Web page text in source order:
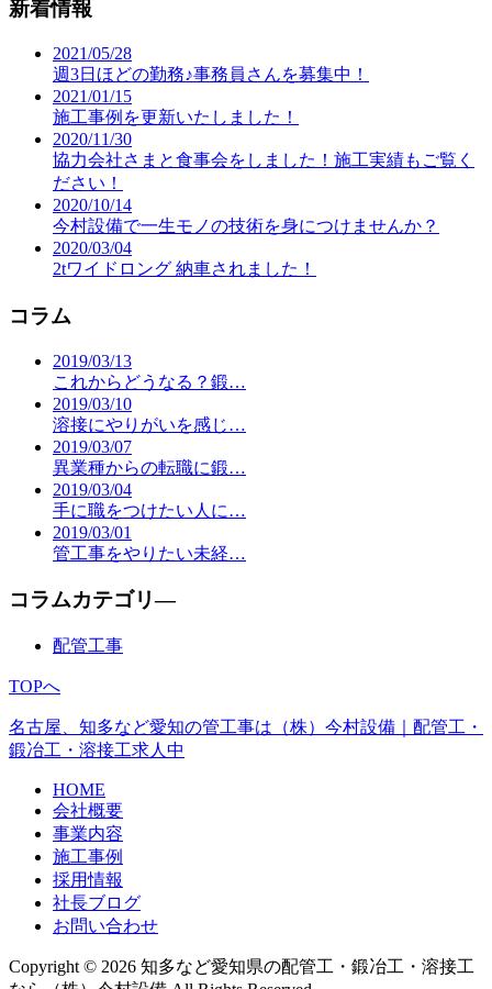
新着情報
2021/05/28
週3日ほどの勤務♪事務員さんを募集中！
2021/01/15
施工事例を更新いたしました！
2020/11/30
協力会社さまと食事会をしました！施工実績もご覧く
ださい！
2020/10/14
今村設備で一生モノの技術を身につけませんか？
2020/03/04
2tワイドロング 納車されました！
コラム
2019/03/13
これからどうなる？鍛…
2019/03/10
溶接にやりがいを感じ…
2019/03/07
異業種からの転職に鍛…
2019/03/04
手に職をつけたい人に…
2019/03/01
管工事をやりたい未経…
コラムカテゴリ―
配管工事
TOPへ
名古屋、知多など愛知の管工事は（株）今村設備｜配管工・
鍛冶工・溶接工求人中
HOME
会社概要
事業内容
施工事例
採用情報
社長ブログ
お問い合わせ
Copyright © 2026 知多など愛知県の配管工・鍛冶工・溶接工